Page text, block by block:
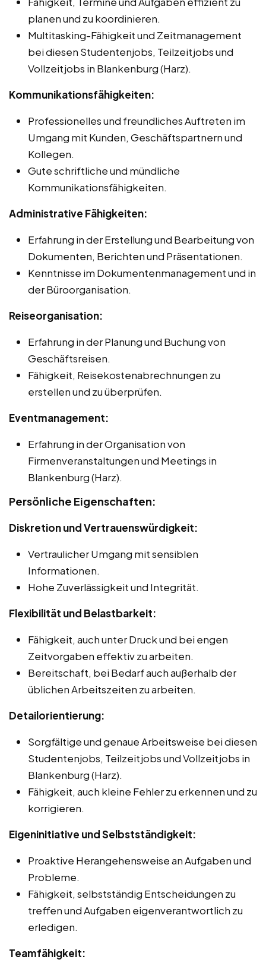
planen und zu koordinieren.
Multitasking-Fähigkeit und Zeitmanagement
bei diesen Studentenjobs, Teilzeitjobs und
Vollzeitjobs in Blankenburg (Harz).
Kommunikationsfähigkeiten:
Professionelles und freundliches Auftreten im
Umgang mit Kunden, Geschäftspartnern und
Kollegen.
Gute schriftliche und mündliche
Kommunikationsfähigkeiten.
Administrative Fähigkeiten:
Erfahrung in der Erstellung und Bearbeitung von
Dokumenten, Berichten und Präsentationen.
Kenntnisse im Dokumentenmanagement und in
der Büroorganisation.
Reiseorganisation:
Erfahrung in der Planung und Buchung von
Geschäftsreisen.
Fähigkeit, Reisekostenabrechnungen zu
erstellen und zu überprüfen.
Eventmanagement:
Erfahrung in der Organisation von
Firmenveranstaltungen und Meetings in
Blankenburg (Harz).
Persönliche Eigenschaften:
Diskretion und Vertrauenswürdigkeit:
Vertraulicher Umgang mit sensiblen
Informationen.
Hohe Zuverlässigkeit und Integrität.
Flexibilität und Belastbarkeit:
Fähigkeit, auch unter Druck und bei engen
Zeitvorgaben effektiv zu arbeiten.
Bereitschaft, bei Bedarf auch außerhalb der
üblichen Arbeitszeiten zu arbeiten.
Detailorientierung:
Sorgfältige und genaue Arbeitsweise bei diesen
Studentenjobs, Teilzeitjobs und Vollzeitjobs in
Blankenburg (Harz).
Fähigkeit, auch kleine Fehler zu erkennen und zu
korrigieren.
Eigeninitiative und Selbstständigkeit:
Proaktive Herangehensweise an Aufgaben und
Probleme.
Fähigkeit, selbstständig Entscheidungen zu
treffen und Aufgaben eigenverantwortlich zu
erledigen.
Teamfähigkeit: